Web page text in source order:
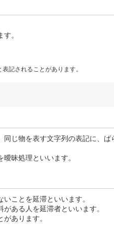
。
記されることがあります。
じ物を表す文字列の表記に、ば
昧処理といいます。
ことを延滞といいます。
ある人を延滞者といいます。
あります。